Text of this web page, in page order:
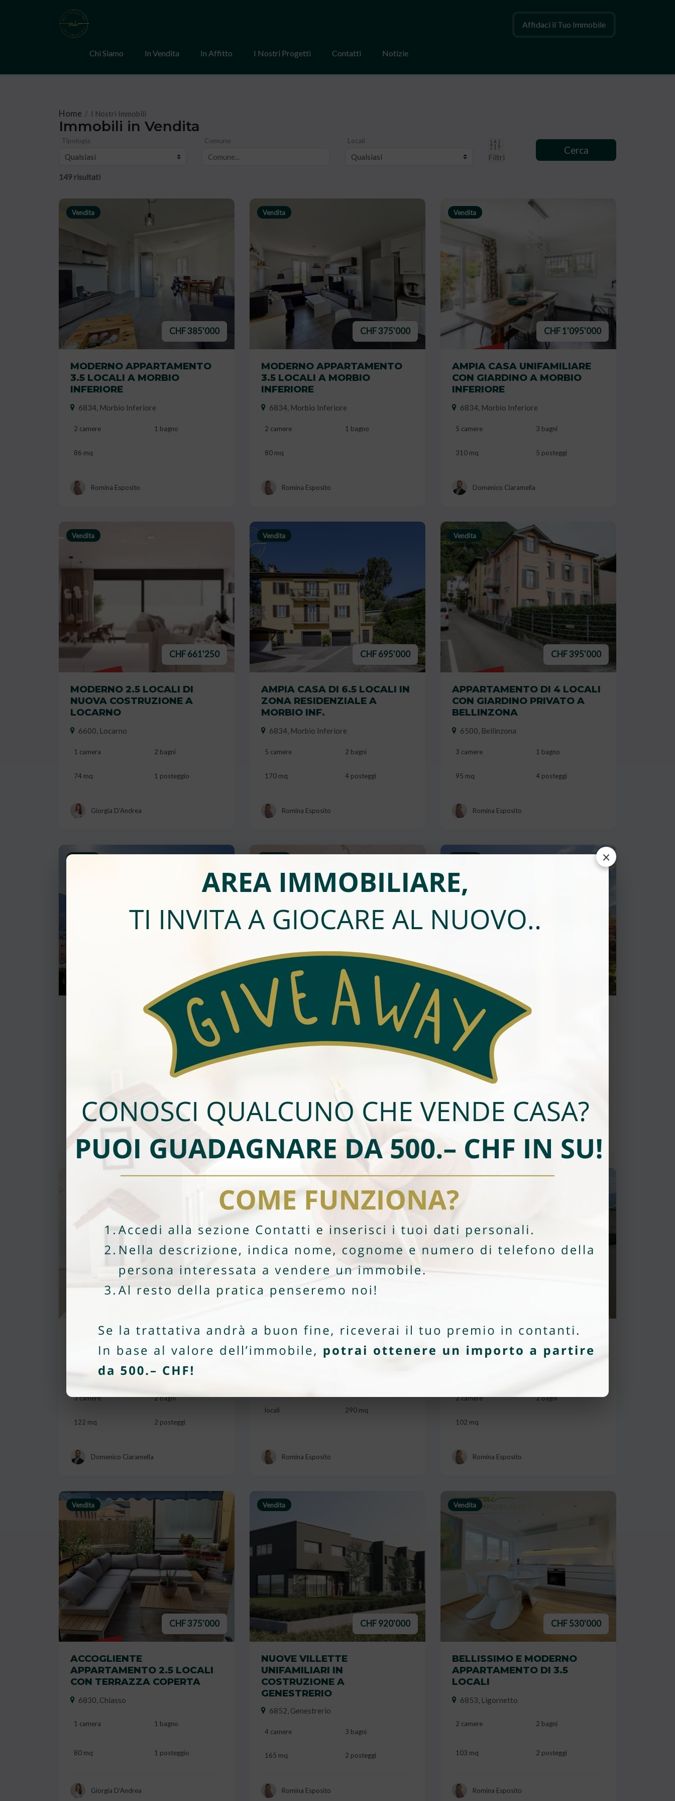
Chi Siamo In Vendita In Affitto I Nostri Progetti Contatti Notizie
Affidaci il Tuo Immobile
Home / I Nostri Immobili
Immobili in Vendita
Tipologia Comune Locali
Filtri
Cerca
149 risultati
Vendita
CHF 385'000
MODERNO APPARTAMENTO
3.5 LOCALI A MORBIO
INFERIORE
6834, Morbio Inferiore
2 camere 1 bagno
86 mq
Romina Esposito
Vendita
CHF 375'000
MODERNO APPARTAMENTO
3.5 LOCALI A MORBIO
INFERIORE
6834, Morbio Inferiore
2 camere 1 bagno
80 mq
Romina Esposito
Vendita
CHF 1'095'000
AMPIA CASA UNIFAMILIARE
CON GIARDINO A MORBIO
INFERIORE
6834, Morbio Inferiore
5 camere 3 bagni
310 mq 5 posteggi
Domenico Ciaramella
Vendita
CHF 661'250
MODERNO 2.5 LOCALI DI
NUOVA COSTRUZIONE A
LOCARNO
6600, Locarno
1 camera 2 bagni
74 mq 1 posteggio
Giorgia D'Andrea
Vendita
CHF 695'000
AMPIA CASA DI 6.5 LOCALI IN
ZONA RESIDENZIALE A
MORBIO INF.
6834, Morbio Inferiore
5 camere 2 bagni
170 mq 4 posteggi
Romina Esposito
Vendita
CHF 395'000
APPARTAMENTO DI 4 LOCALI
CON GIARDINO PRIVATO A
BELLINZONA
6500, Bellinzona
3 camere 1 bagno
95 mq 4 posteggi
Romina Esposito
CHF 525'000
MODERNO E LUMINOSO
APPARTAMENTO 2.5 LOCALI
1 bagno
1 posteggio
Andrea Antoniazzi
CHF 370'000
APPARTAMENTO DI 4 LOCALI
IN ZONA STRATEGICA A
6500, Bellinzona
3 posteggi
VENDUTO
CASA UNIFAMILIARE CON
AMPIO GIARDINO A PAMBIO
NORANCO
6915, Pambio-Noranco
5 camere
CHF 640'000
LUMINOSO ATTICO DI 5
LOCALI CON GRANDE
TERRAZZA A CHIASSO
6830, Chiasso
3 camere 2 bagni
122 mq 2 posteggi
Domenico Ciaramella
STABILE A REDDITO CON 3
APPARTAMENTI A
MALVAGLIA
locali 290 mq
Romina Esposito
APPARTAMENTO DUPLEX 3
LOCALI CON VISTA LAGO
2 camere 2 bagni
102 mq
Romina Esposito
Vendita
CHF 375'000
ACCOGLIENTE
APPARTAMENTO 2.5 LOCALI
CON TERRAZZA COPERTA
6830, Chiasso
1 camera 1 bagno
80 mq 1 posteggio
Giorgia D'Andrea
Vendita
CHF 920'000
NUOVE VILLETTE
UNIFAMILIARI IN
COSTRUZIONE A
GENESTRERIO
6852, Genestrerio
4 camere 3 bagni
165 mq 2 posteggi
Romina Esposito
Vendita
CHF 530'000
BELLISSIMO E MODERNO
APPARTAMENTO DI 3.5
LOCALI
6853, Ligornetto
2 camere 2 bagni
103 mq 2 posteggi
Romina Esposito
×